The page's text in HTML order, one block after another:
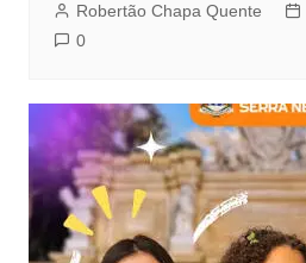
Robertão Chapa Quente
0